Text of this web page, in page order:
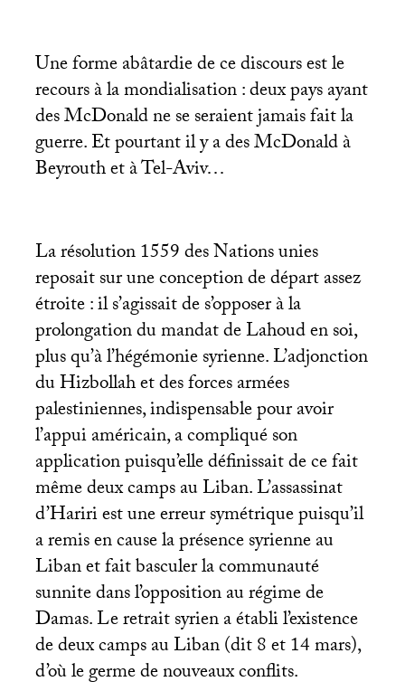
Une forme abâtardie de ce discours est le
recours à la mondialisation : deux pays ayant
des McDonald ne se seraient jamais fait la
guerre. Et pourtant il y a des McDonald à
Beyrouth et à Tel-Aviv…
La résolution 1559 des Nations unies
reposait sur une conception de départ assez
étroite : il s’agissait de s’opposer à la
prolongation du mandat de Lahoud en soi,
plus qu’à l’hégémonie syrienne. L’adjonction
du Hizbollah et des forces armées
palestiniennes, indispensable pour avoir
l’appui américain, a compliqué son
application puisqu’elle définissait de ce fait
même deux camps au Liban. L’assassinat
d’Hariri est une erreur symétrique puisqu’il
a remis en cause la présence syrienne au
Liban et fait basculer la communauté
sunnite dans l’opposition au régime de
Damas. Le retrait syrien a établi l’existence
de deux camps au Liban (dit 8 et 14 mars),
d’où le germe de nouveaux conflits.